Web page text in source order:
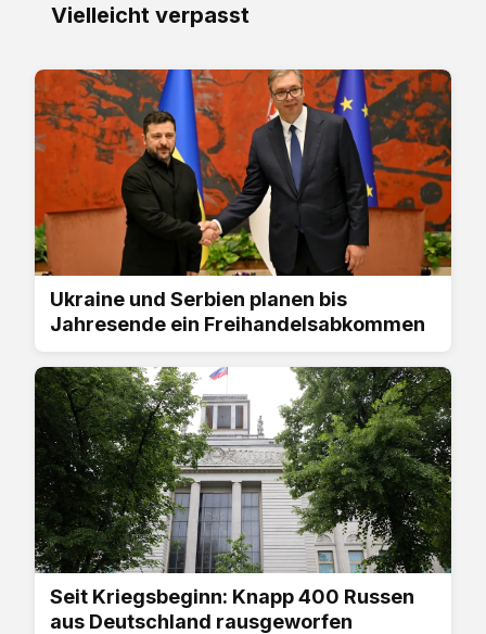
Vielleicht verpasst
Ukraine und Serbien planen bis
Jahresende ein Freihandelsabkommen
Seit Kriegsbeginn: Knapp 400 Russen
aus Deutschland rausgeworfen